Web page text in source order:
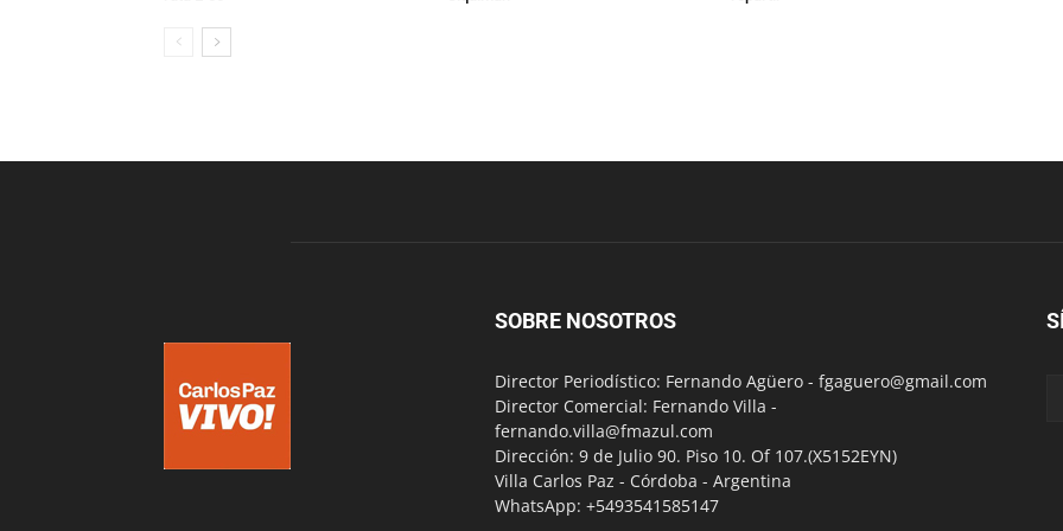
SOBRE NOSOTROS
Director Periodístico: Fernando Agüero - fgaguero@gmail.com
Director Comercial: Fernando Villa -
fernando.villa@fmazul.com
Dirección: 9 de Julio 90. Piso 10. Of 107.(X5152EYN)
Villa Carlos Paz - Córdoba - Argentina
WhatsApp: +5493541585147